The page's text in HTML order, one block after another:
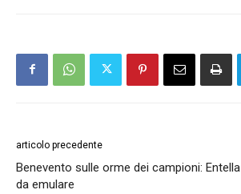
articolo precedente
Benevento sulle orme dei campioni:
da emulare